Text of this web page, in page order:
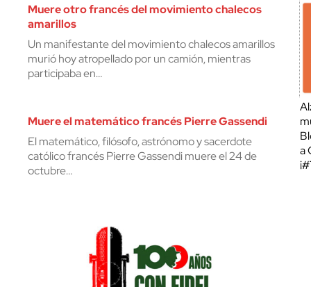
Muere otro francés del movimiento chalecos
amarillos
Un manifestante del movimiento chalecos amarillos
murió hoy atropellado por un camión, mientras
participaba en…
Muere el matemático francés Pierre Gassendi
El matemático, filósofo, astrónomo y sacerdote
católico francés Pierre Gassendi muere el 24 de
octubre…
a